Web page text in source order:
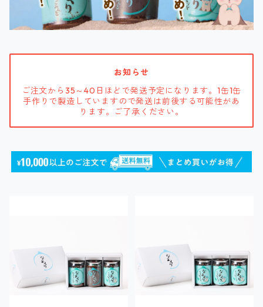
お知らせ
ご注文から35～40日ほどで発送予定になります。1缶1缶
手作りで製造していますので発送は前後する可能性があ
ります。ご了承ください。